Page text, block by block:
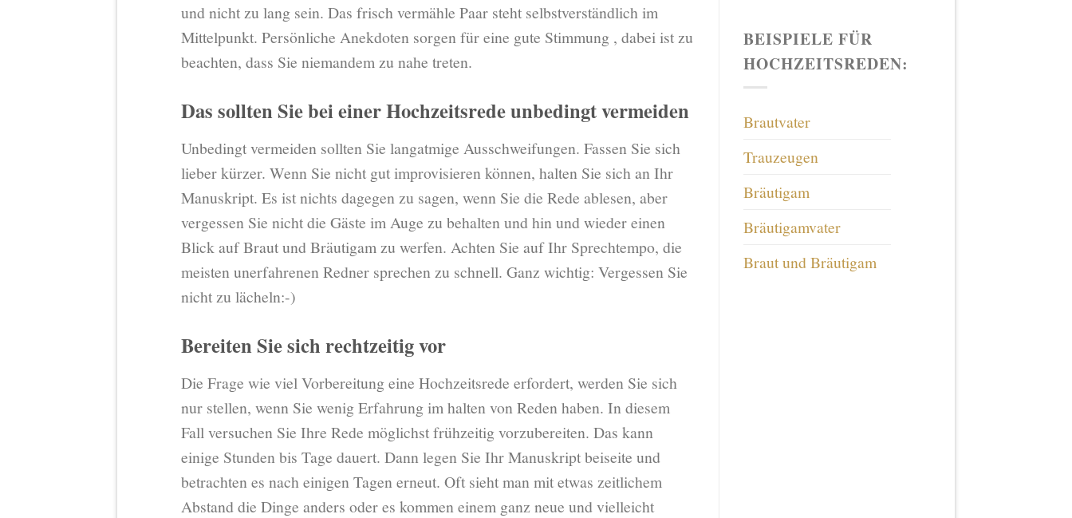
und nicht zu lang sein. Das frisch vermähle Paar steht selbstverständlich im
Mittelpunkt. Persönliche Anekdoten sorgen für eine gute Stimmung , dabei ist zu
beachten, dass Sie niemandem zu nahe treten.
Das sollten Sie bei einer Hochzeitsrede unbedingt vermeiden
Unbedingt vermeiden sollten Sie langatmige Ausschweifungen. Fassen Sie sich
lieber kürzer. Wenn Sie nicht gut improvisieren können, halten Sie sich an Ihr
Manuskript. Es ist nichts dagegen zu sagen, wenn Sie die Rede ablesen, aber
vergessen Sie nicht die Gäste im Auge zu behalten und hin und wieder einen
Blick auf Braut und Bräutigam zu werfen. Achten Sie auf Ihr Sprechtempo, die
meisten unerfahrenen Redner sprechen zu schnell. Ganz wichtig: Vergessen Sie
nicht zu lächeln:-)
Bereiten Sie sich rechtzeitig vor
Die Frage wie viel Vorbereitung eine Hochzeitsrede erfordert, werden Sie sich
nur stellen, wenn Sie wenig Erfahrung im halten von Reden haben. In diesem
Fall versuchen Sie Ihre Rede möglichst frühzeitig vorzubereiten. Das kann
einige Stunden bis Tage dauert. Dann legen Sie Ihr Manuskript beiseite und
betrachten es nach einigen Tagen erneut. Oft sieht man mit etwas zeitlichem
Abstand die Dinge anders oder es kommen einem ganz neue und vielleicht
BEISPIELE FÜR
HOCHZEITSREDEN:
Brautvater
Trauzeugen
Bräutigam
Bräutigamvater
Braut und Bräutigam